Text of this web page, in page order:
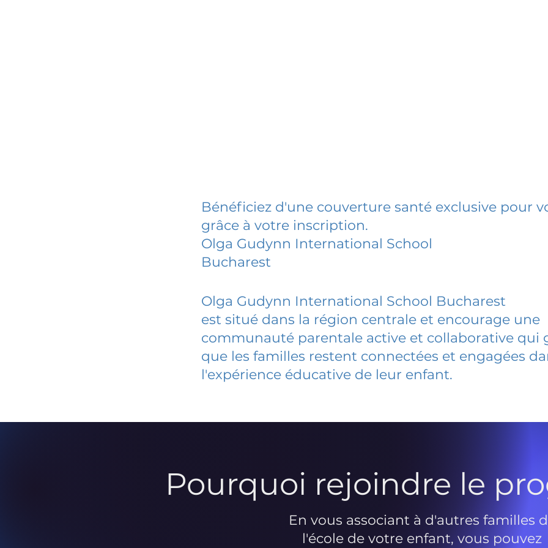
Bénéficiez d'une couverture santé exclusive pour
grâce à votre inscription.
Olga Gudynn International School
Bucharest
Olga Gudynn International School Bucharest
est situé dans la région centrale et encourage une
communauté parentale active et collaborative qui
que les familles restent connectées et engagées
l'expérience éducative de leur enfant.
Pourquoi rejoindre le
En vous associant à d'autres familles
l'école de votre enfant, vous pouvez